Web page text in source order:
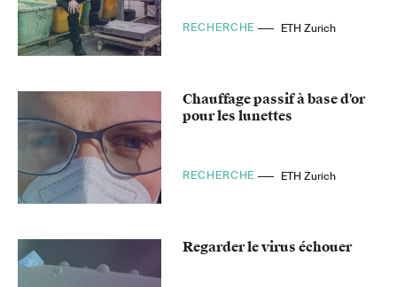
RECHERCHE ETH Zurich
Chauffage passif à base d'or
pour les lunettes
RECHERCHE ETH Zurich
Regarder le virus échouer